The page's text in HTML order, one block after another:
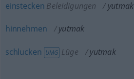
einstecken Beleidigungen yutmak
hinnehmen yutmak
schlucken UMG Lüge yutmak